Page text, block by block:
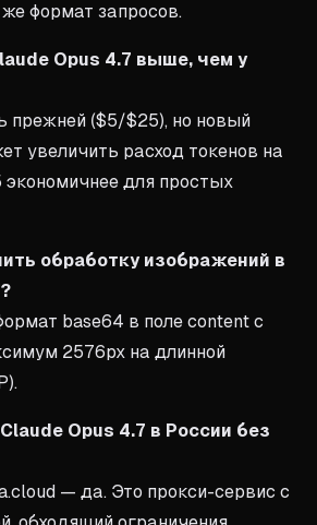
формат запросов.
Opus 4.7 выше, чем у
прежней ($5/$25), но новый
увеличить расход токенов на
экономичнее для простых
обработку изображений в
base64 в поле content с
2576px на длинной
Opus 4.7 в России без
— да. Это прокси-сервис с